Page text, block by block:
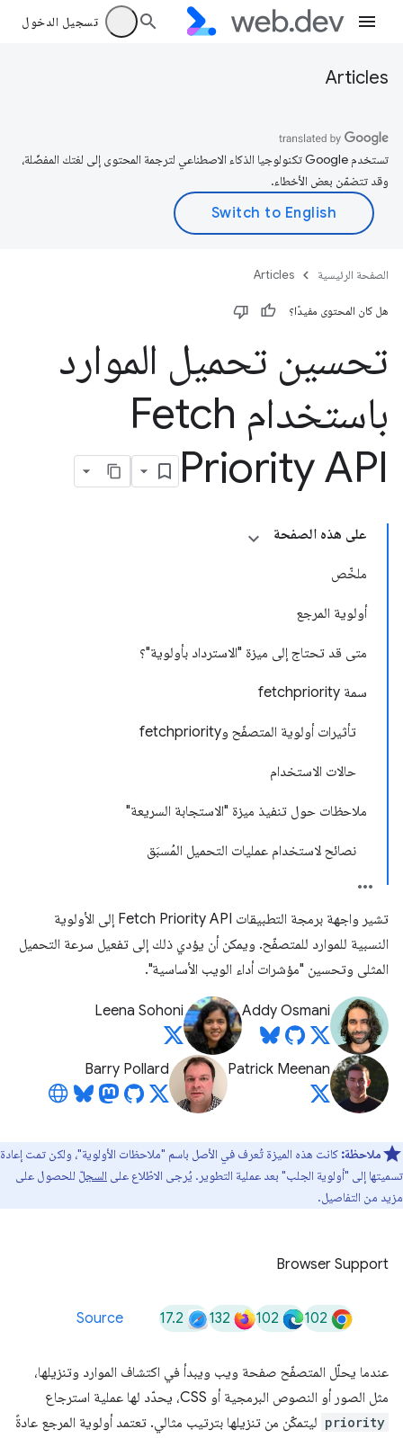
تسجيل الدخول
Articles
تستخدم Google تكنولوجيا الذكاء الاصطناعي لترجمة المحتوى إلى لغتك المفضّلة،
وقد تتضمّن بعض الأخطاء.
الصفحة الرئيسية Articles
هل كان المحتوى مفيدًا؟
تحسين تحميل الموارد
باستخدام Fetch
Priority API
على هذه الصفحة
ملخّص
أولوية المرجع
متى قد تحتاج إلى ميزة "الاسترداد بأولوية"؟
سمة fetchpriority
تأثيرات أولوية المتصفّح وfetchpriority
حالات الاستخدام
ملاحظات حول تنفيذ ميزة "الاستجابة السريعة"
نصائح لاستخدام عمليات التحميل المُسبَق
تشير واجهة برمجة التطبيقات Fetch Priority API إلى الأولوية
النسبية للموارد للمتصفّح. ويمكن أن يؤدي ذلك إلى تفعيل سرعة التحميل
المثلى وتحسين "مؤشرات أداء الويب الأساسية".
Addy Osmani
Leena Sohoni
Patrick Meenan
Barry Pollard
ملاحظة: كانت هذه الميزة تُعرف في الأصل باسم "ملاحظات الأولوية"، ولكن تمت إعادة
تسميتها إلى "أولوية الجلب" بعد عملية التطوير. يُرجى الاطّلاع على السجلّ للحصول على
مزيد من التفاصيل.
Browser Support
102
102
132
17.2
Source
عندما يحلّل المتصفّح صفحة ويب ويبدأ في اكتشاف الموارد وتنزيلها،
مثل الصور أو النصوص البرمجية أو CSS، يحدّد لها عملية استرجاع
priority ليتمكّن من تنزيلها بترتيب مثالي. تعتمد أولوية المرجع عادةً